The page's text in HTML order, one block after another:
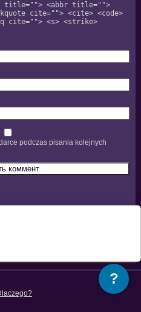
title=""> <abbr title="">
cite=""> <cite> <code>
cite=""> <s> <strike>
podczas pisania kolejnych
?